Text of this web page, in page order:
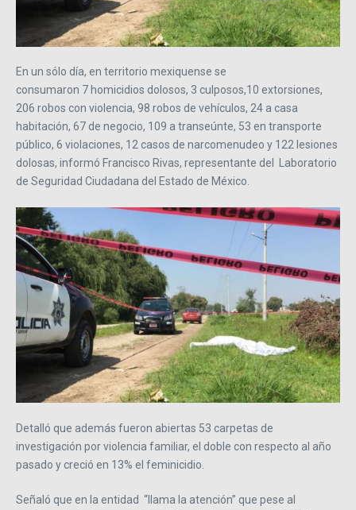
En un sólo día, en territorio mexiquense se
consumaron 7 homicidios dolosos, 3 culposos,10 extorsiones,
206 robos con violencia, 98 robos de vehículos, 24 a casa
habitación, 67 de negocio, 109 a transeúnte, 53 en transporte
público, 6 violaciones, 12 casos de narcomenudeo y 122 lesiones
dolosas, informó Francisco Rivas, representante del Laboratorio
de Seguridad Ciudadana del Estado de México.
Detalló que además fueron abiertas 53 carpetas de
investigación por violencia familiar, el doble con respecto al año
pasado y creció en 13% el feminicidio.
Señaló que en la entidad “llama la atención” que pese al